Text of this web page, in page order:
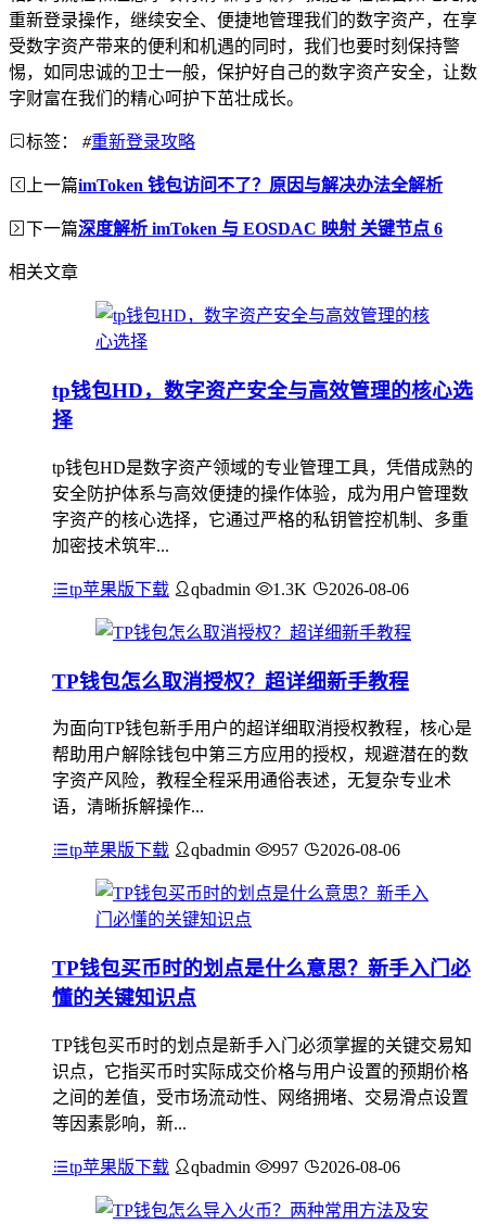
重新登录操作，继续安全、便捷地管理我们的数字资产，在享
受数字资产带来的便利和机遇的同时，我们也要时刻保持警
惕，如同忠诚的卫士一般，保护好自己的数字资产安全，让数
字财富在我们的精心呵护下茁壮成长。
标签： #重新登录攻略
上一篇imToken 钱包访问不了？原因与解决办法全解析
下一篇深度解析 imToken 与 EOSDAC 映射 关键节点 6
相关文章
tp钱包HD，数字资产安全与高效管理的核心选
择
tp钱包HD是数字资产领域的专业管理工具，凭借成熟的
安全防护体系与高效便捷的操作体验，成为用户管理数
字资产的核心选择，它通过严格的私钥管控机制、多重
加密技术筑牢...
tp苹果版下载 qbadmin 1.3K 2026-08-06
TP钱包怎么取消授权？超详细新手教程
为面向TP钱包新手用户的超详细取消授权教程，核心是
帮助用户解除钱包中第三方应用的授权，规避潜在的数
字资产风险，教程全程采用通俗表述，无复杂专业术
语，清晰拆解操作...
tp苹果版下载 qbadmin 957 2026-08-06
TP钱包买币时的划点是什么意思？新手入门必
懂的关键知识点
TP钱包买币时的划点是新手入门必须掌握的关键交易知
识点，它指买币时实际成交价格与用户设置的预期价格
之间的差值，受市场流动性、网络拥堵、交易滑点设置
等因素影响，新...
tp苹果版下载 qbadmin 997 2026-08-06